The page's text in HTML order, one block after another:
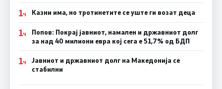
1Ч Казни има, но тротинетите се уште ги возат деца
1Ч
Попов: Покрај јавниот, намален и државниот долг
за над 40 милиони евра кој сега е 51,7% од БДП
1Ч
Јавниот и државниот долг на Македонија се
стабилни